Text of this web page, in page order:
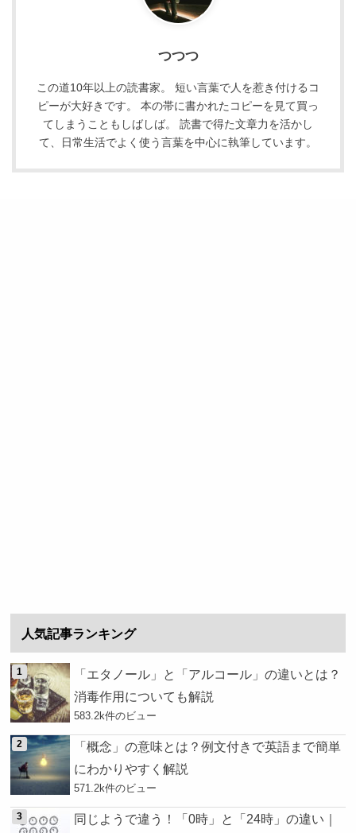
つつつ
この道10年以上の読書家。 短い言葉で人を惹き付けるコ
ピーが大好きです。 本の帯に書かれたコピーを見て買っ
てしまうこともしばしば。 読書で得た文章力を活かし
て、日常生活でよく使う言葉を中心に執筆しています。
人気記事ランキング
「エタノール」と「アルコール」の違いとは？
消毒作用についても解説
583.2k件のビュー
「概念」の意味とは？例文付きで英語まで簡単
にわかりやすく解説
571.2k件のビュー
同じようで違う！「0時」と「24時」の違い｜